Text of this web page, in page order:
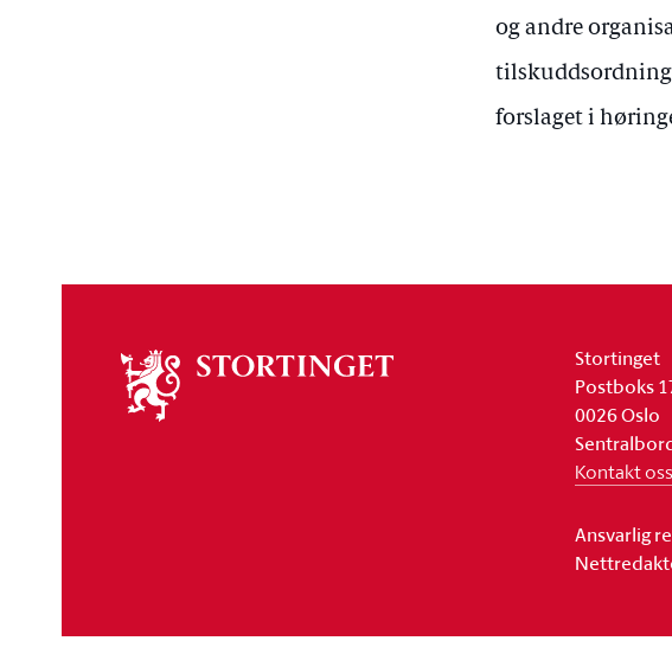
og andre
forslaget i
stortinget
Stortinget
Postboks
0026 Oslo
Kontakt oss
Ansvarlig